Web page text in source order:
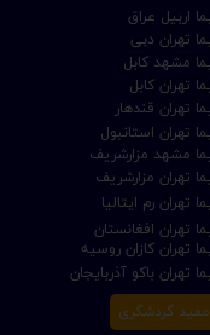
تهران کابل
تهران مزارشریف
مشهد کابل
تهران قندهار
تهران افغانستان
مشهد مزارشریف
تهران رم ایتالیا
تهران دبی
تهران باکو آذربایجان
تهران استانبول
تهران کازان روسیه
اربیل عراق
مفید گردشگری